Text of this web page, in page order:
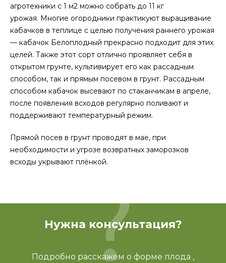
агротехники с 1 м2 можно собрать до 11 кг
урожая. Многие огородники практикуют выращивание
кабачков в теплице с целью получения раннего урожая
— кабачок Белоплодный прекрасно подходит для этих
целей. Также этот сорт отлично проявляет себя в
открытом грунте, культивирует его как рассадным
способом, так и прямым посевом в грунт. Рассадным
способом кабачок высевают по стаканчикам в апреле,
после появления всходов регулярно поливают и
поддерживают температурный режим.
Прямой посев в грунт проводят в мае, при
необходимости и угрозе возвратных заморозков
всходы укрывают плёнкой.
Нужна консультация?
Подробно расскажем о форме плода ,